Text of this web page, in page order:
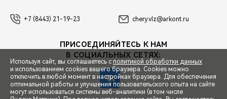
+7 (8443) 21-19-23 chery.vlz@arkont.ru
ПРИСОЕДИНЯЙТЕСЬ К НАМ
В СОЦИАЛЬНЫХ СЕТЯХ:
Используя сайт, вы соглашаетесь с политикой обработки данных
и использованием cookies вашего браузера. Cookies можно
отключить в любой момент в настройках браузера. Для обеспечения
оптимальной работы и улучшения пользовательского опыта на сайте
могут использоваться системы веб-аналитики (в том числе